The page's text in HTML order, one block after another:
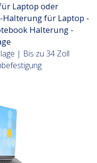
Laptop oder
Halterung für Laptop -
Halterung -
| Bis zu 34 Zoll